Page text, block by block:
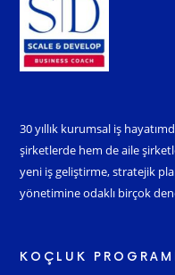
30 yıllık kurumsal iş
şirketlerde hem de aile
yeni iş geliştirme, stratejik
yönetimine odaklı birçok
KOÇLUK